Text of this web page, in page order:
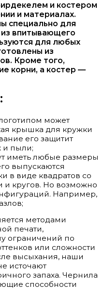
и костером
и материалах.
специально для
впитывающего
для любых
из
Кроме того,
корни, а костер —
может
крышка для кружки
его защитит
и пыли;
иметь любые размеры
выпускаются
в виде квадратов со
и кругов. Но возможно
Например,
методами
печати,
ограничений по
или сложности
высыхания, наши
источают
запаха. Чернила
способности